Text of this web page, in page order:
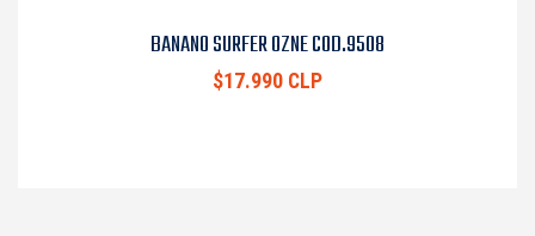
BANANO SURFER OZNE COD.9508
$17.990 CLP